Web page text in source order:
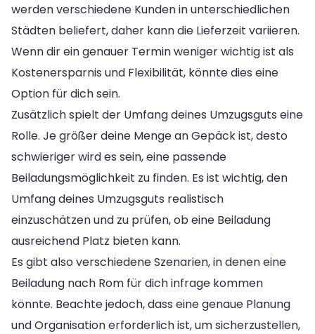
werden verschiedene Kunden in unterschiedlichen
Städten beliefert, daher kann die Lieferzeit variieren.
Wenn dir ein genauer Termin weniger wichtig ist als
Kostenersparnis und Flexibilität, könnte dies eine
Option für dich sein.
Zusätzlich spielt der Umfang deines Umzugsguts eine
Rolle. Je größer deine Menge an Gepäck ist, desto
schwieriger wird es sein, eine passende
Beiladungsmöglichkeit zu finden. Es ist wichtig, den
Umfang deines Umzugsguts realistisch
einzuschätzen und zu prüfen, ob eine Beiladung
ausreichend Platz bieten kann.
Es gibt also verschiedene Szenarien, in denen eine
Beiladung nach Rom für dich infrage kommen
könnte. Beachte jedoch, dass eine genaue Planung
und Organisation erforderlich ist, um sicherzustellen,